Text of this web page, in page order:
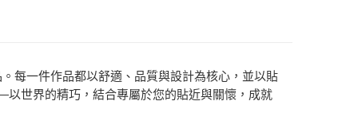
每一件作品都以舒適、品質與設計為核心，並以貼
世界的精巧，結合專屬於您的貼近與關懷，成就